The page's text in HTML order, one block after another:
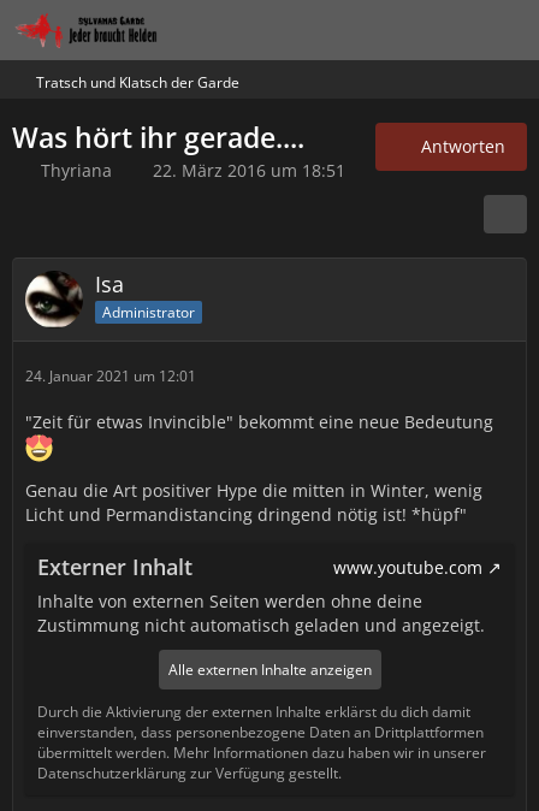
Tratsch und Klatsch der Garde
Was hört ihr gerade....
Thyriana 22. März 2016 um 18:51
Antworten
Isa
Administrator
24. Januar 2021 um 12:01
"Zeit für etwas Invincible" bekommt eine neue Bedeutung
Genau die Art positiver Hype die mitten in Winter, wenig
Licht und Permandistancing dringend nötig ist! *hüpf"
Externer Inhalt
www.youtube.com
Inhalte von externen Seiten werden ohne deine
Zustimmung nicht automatisch geladen und angezeigt.
Alle externen Inhalte anzeigen
Durch die Aktivierung der externen Inhalte erklärst du dich damit
einverstanden, dass personenbezogene Daten an Drittplattformen
übermittelt werden. Mehr Informationen dazu haben wir in unserer
Datenschutzerklärung zur Verfügung gestellt.